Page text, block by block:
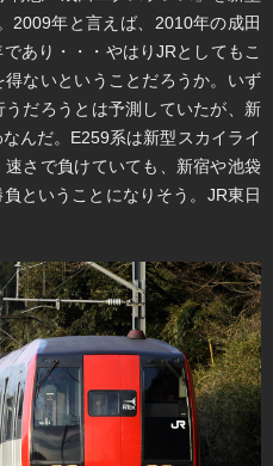
2009年と言えば、2010年の成田
あり・・・やはりJRとしてもこ
ないということだろうか。いず
だろうとは予測していたが、新
んだ。E259系は新型スカイライ
さで負けていても、新宿や池袋
ということになりそう。JR東日